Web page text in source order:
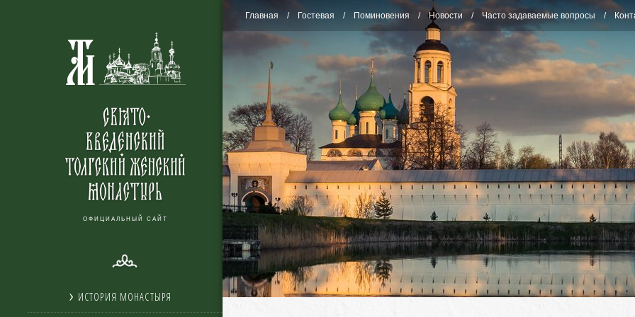
ОФИЦИАЛЬНЫЙ САЙТ
ИСТОРИЯ МОНАСТЫРЯ
Главная Гостевая Поминовения Новости Часто задаваемые вопросы